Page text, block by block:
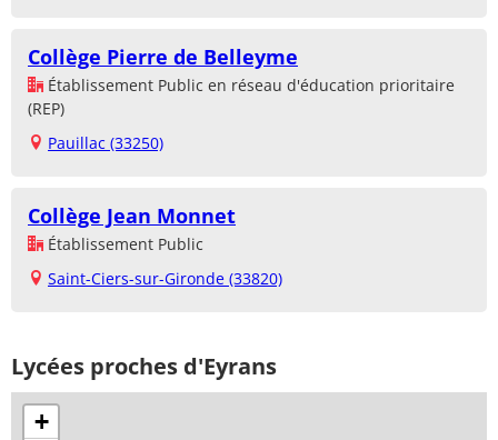
Collège Pierre de Belleyme
Établissement Public en réseau d'éducation prioritaire
(REP)
Pauillac (33250)
Collège Jean Monnet
Établissement Public
Saint-Ciers-sur-Gironde (33820)
Lycées proches d'Eyrans
+